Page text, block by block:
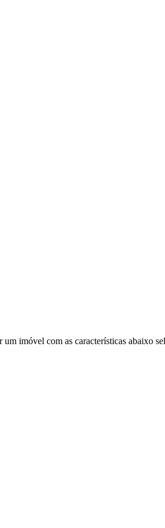
imóvel com as características abaixo